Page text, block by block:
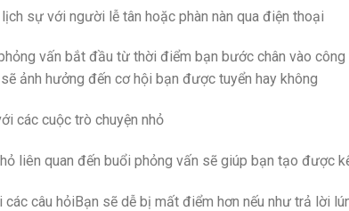
sự với người lễ tân hoặc phàn nàn qua điện thoại
vấn bắt đầu từ thời điểm bạn bước chân vào công
ảnh hưởng đến cơ hội bạn được tuyển hay không
các cuộc trò chuyện nhỏ
liên quan đến buổi phỏng vấn sẽ giúp bạn tạo được
câu hỏiBạn sẽ dễ bị mất điểm hơn nếu như trả lời